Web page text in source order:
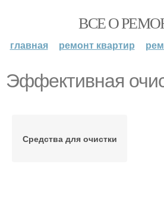
ВСЕ О
главная ремонт квартир
Эффективная
Средства для очистки